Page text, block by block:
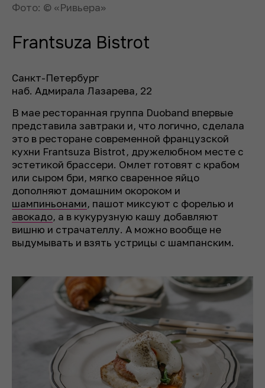
Фото: © «Ривьера»
Frantsuza Bistrot
Санкт-Петербург
наб. Адмирала Лазарева, 22
В мае ресторанная группа Duoband впервые
представила завтраки и, что логично, сделала
это в ресторане современной французской
кухни Frantsuza Bistrot, дружелюбном месте с
эстетикой брассери. Омлет готовят с крабом
или сыром бри, мягко сваренное яйцо
дополняют домашним окороком и
шампиньонами, пашот миксуют с форелью и
авокадо, а в кукурузную кашу добавляют
вишню и страчателлу. А можно вообще не
выдумывать и взять устрицы с шампанским.